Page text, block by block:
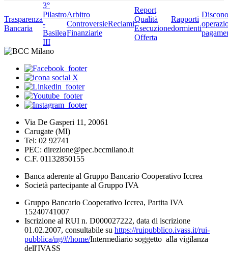
Trasparenza
Bancaria
3°
Pilastro
-
Basilea
III
Arbitro
Controversie
Finanziarie
Reclami
Report
Qualità
Esecuzione
Offerta
Rapporti
dormienti
Via De Gasperi 11, 20061
Carugate (MI)
Tel: 02 92741
PEC: direzione@pec.bccmilano.it
C.F. 01132850155
Banca aderente al Gruppo Bancario Cooperativo Iccrea
Società partecipante al Gruppo IVA
Gruppo Bancario Cooperativo Iccrea, Partita IVA
15240741007
Iscrizione al RUI n. D000027222, data di iscrizione
01.02.2007, consultabile su https://ruipubblico.ivass.it/rui-
pubblica/ng/#/home/Intermediario soggetto alla vigilanza
dell'IVASS